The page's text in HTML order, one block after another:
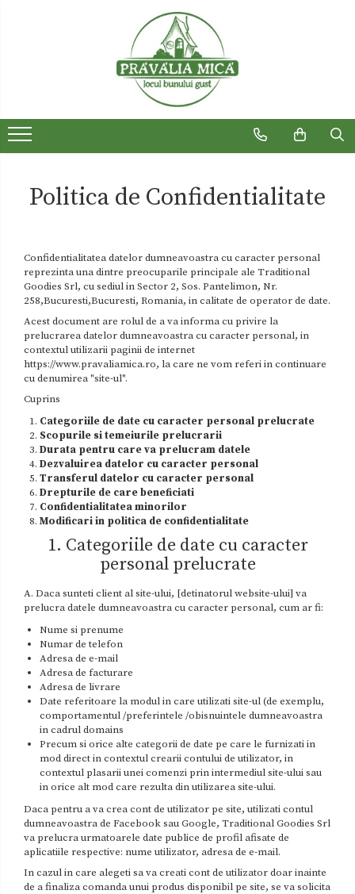
Dulceturi fara zahar
Gemuri
Paste
Sirop
Sosuri
Uleiuri
Zacusca
Politica de Confidentialitate
Confidentialitatea datelor dumneavoastra cu caracter personal
reprezinta una dintre preocuparile principale ale Traditional
Goodies Srl, cu sediul in Sector 2, Sos. Pantelimon, Nr.
258,Bucuresti,Bucuresti, Romania, in calitate de operator de date.
Acest document are rolul de a va informa cu privire la
prelucrarea datelor dumneavoastra cu caracter personal, in
contextul utilizarii paginii de internet
https://www.pravaliamica.ro, la care ne vom referi in continuare
cu denumirea "site-ul".
Cuprins
Categoriile de date cu caracter personal prelucrate
Scopurile si temeiurile prelucrarii
Durata pentru care va prelucram datele
Dezvaluirea datelor cu caracter personal
Transferul datelor cu caracter personal
Drepturile de care beneficiati
Confidentialitatea minorilor
Modificari in politica de confidentialitate
1. Categoriile de date cu caracter
personal prelucrate
A. Daca sunteti client al site-ului, [detinatorul website-ului] va
prelucra datele dumneavoastra cu caracter personal, cum ar fi:
Nume si prenume
Numar de telefon
Adresa de e-mail
Adresa de facturare
Adresa de livrare
Date referitoare la modul in care utilizati site-ul (de exemplu,
comportamentul /preferintele /obisnuintele dumneavoastra
in cadrul domains
Precum si orice alte categorii de date pe care le furnizati in
mod direct in contextul crearii contului de utilizator, in
contextul plasarii unei comenzi prin intermediul site-ului sau
in orice alt mod care rezulta din utilizarea site-ului.
Daca pentru a va crea cont de utilizator pe site, utilizati contul
dumneavoastra de Facebook sau Google, Traditional Goodies Srl
va prelucra urmatoarele date publice de profil afisate de
aplicatiile respective: nume utilizator, adresa de e-mail.
In cazul in care alegeti sa va creati cont de utilizator doar inainte
de a finaliza comanda unui produs disponibil pe site, se va solicita